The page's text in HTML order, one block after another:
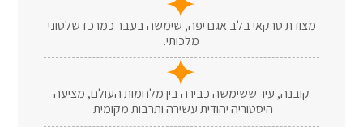
מצודת טרקאי בלב אגם יפה, שימשה בעבר כמרכז שלטוני
מלכותי.
קובנה, עיר ששימשה כבירה בין מלחמות העולם, מציעה
היסטוריה יהודית עשירה ותרבות מקומית.